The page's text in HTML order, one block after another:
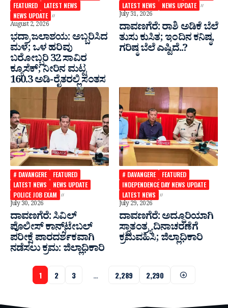
FEATURED
LATEST NEWS
NEWS UPDATE
August 2, 2026
ಭದ್ರಾ ಜಲಾಶಯ: ಅಬ್ಬರಿಸಿದ
ಮಳೆ; ಒಳ ಹರಿವು
ಬರೋಬ್ಬರಿ 32 ಸಾವಿರ‌
ಕ್ಯೂಸೆಕ್; ನೀರಿನ ಮಟ್ಟ
160.3 ಅಡಿ-ರೈತರಲ್ಲಿ ಸಂತಸ
LATEST NEWS
NEWS UPDATE
July 31, 2026
ದಾವಣಗೆರೆ: ರಾಶಿ ಅಡಿಕೆ ಬೆಲೆ
ತುಸು‌ ಕುಸಿತ; ಇಂದಿನ ಕನಿಷ್ಠ,
ಗರಿಷ್ಠ ಬೆಲೆ ಎಷ್ಟಿದೆ..?
# DAVANGERE
FEATURED
LATEST NEWS
NEWS UPDATE
POLICE JOB EXAM
July 30, 2026
ದಾವಣಗೆರೆ: ಸಿವಿಲ್
ಪೊಲೀಸ್ ಕಾನ್ಸ್‌ಟೇಬಲ್
ಪರೀಕ್ಷೆ ಪಾರದರ್ಶಕವಾಗಿ
ನಡೆಸಲು ಕ್ರಮ: ಜಿಲ್ಲಾಧಿಕಾರಿ
# DAVANGERE
FEATURED
INDEPENDENCE DAY NEWS UPDATE
LATEST NEWS
July 29, 2026
ದಾವಣಗೆರೆ: ಅದ್ದೂರಿಯಾಗಿ
ಸ್ವಾತಂತ್ರ್ಯ ದಿನಾಚರಣೆಗೆ
ಕ್ರಮವಹಿಸಿ; ಜಿಲ್ಲಾಧಿಕಾರಿ
1 2 3 … 2,289 2,290